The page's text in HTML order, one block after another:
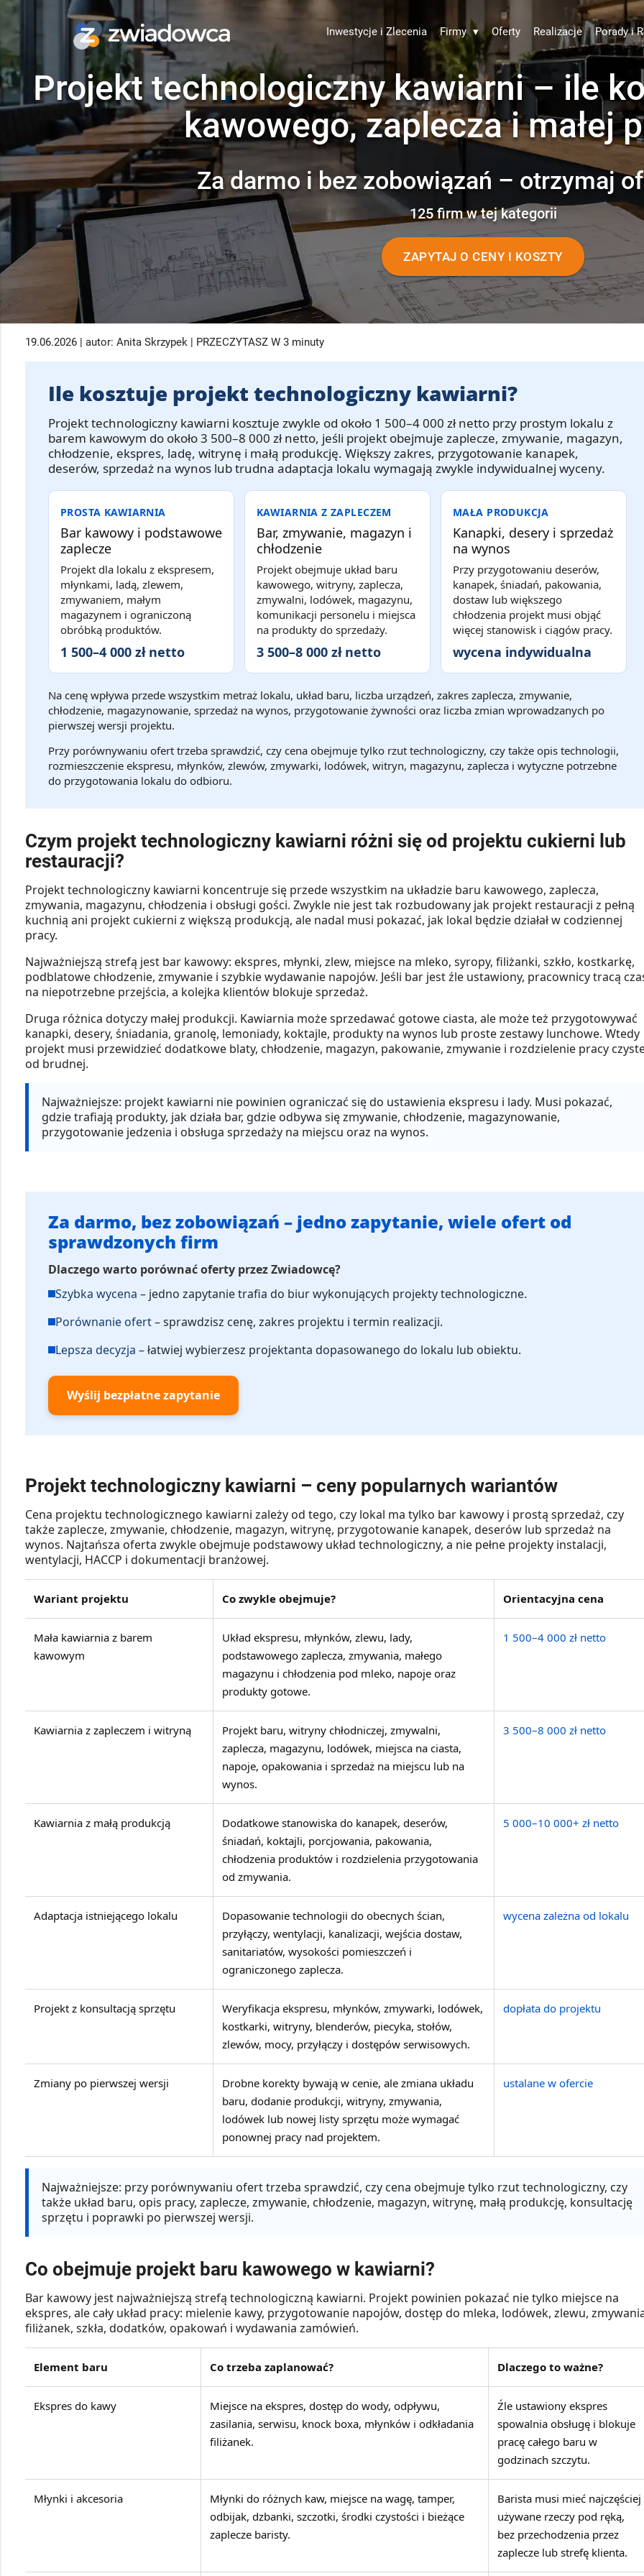
Inwestycje i Zlecenia Firmy ▾ Oferty Realizacje Porady i
Projekt technologiczny kawiarni – ile
kawowego, zaplecza i małej
Za darmo i bez zobowiązań – otrzymaj
125 firm w tej kategorii
ZAPYTAJ O CENY I KOSZTY
19.06.2026 | autor: Anita Skrzypek | PRZECZYTASZ W 3 minuty
Ile kosztuje projekt technologiczny kawiarni?
Projekt technologiczny kawiarni kosztuje zwykle od około 1 500–4 000 zł netto przy prostym lokalu z
barem kawowym do około3 500–8 000 zł netto, jeśli projekt obejmuje zaplecze, zmywanie, magazyn,
chłodzenie, ekspres, ladę, witrynę i małą produkcję. Większy zakres, przygotowanie kanapek,
deserów, sprzedaż na wynos lub trudna adaptacja lokalu wymagają zwykle indywidualnej wyceny.
PROSTA KAWIARNIA
Bar kawowy i podstawowe
zaplecze
Projekt dla lokalu z ekspresem,
młynkami, ladą, zlewem,
zmywaniem, małym
magazynem i ograniczoną
obróbką produktów.
1 500–4 000 zł netto
KAWIARNIA Z ZAPLECZEM
Bar, zmywanie, magazyn i
chłodzenie
Projekt obejmuje układ baru
kawowego, witryny, zaplecza,
zmywalni, lodówek, magazynu,
komunikacji personelu i miejsca
na produkty do sprzedaży.
3 500–8 000 zł netto
MAŁA PRODUKCJA
Kanapki, desery i sprzedaż
na wynos
Przy przygotowaniu deserów,
kanapek, śniadań, pakowania,
dostaw lub większego
chłodzenia projekt musi objąć
więcej stanowisk i ciągów pracy.
wycena indywidualna
Na cenę wpływa przede wszystkim metraż lokalu, układ baru, liczba urządzeń, zakres zaplecza, zmywanie,
chłodzenie, magazynowanie, sprzedaż na wynos, przygotowanie żywności oraz liczba zmian wprowadzanych po
pierwszej wersji projektu.
Przy porównywaniu ofert trzeba sprawdzić, czy cena obejmuje tylko rzut technologiczny, czy także opis technologii,
rozmieszczenie ekspresu, młynków, zlewów, zmywarki, lodówek, witryn, magazynu, zaplecza i wytyczne potrzebne
do przygotowania lokalu do odbioru.
Czym projekt technologiczny kawiarni różni się od projektu cukierni lub
restauracji?
Projekt technologiczny kawiarni koncentruje się przede wszystkim na układzie baru kawowego, zaplecza,
zmywania, magazynu, chłodzenia i obsługi gości. Zwykle nie jest tak rozbudowany jak projekt restauracji z pełną
kuchnią ani projekt cukierni z większą produkcją, ale nadal musi pokazać, jak lokal będzie działał w codziennej
pracy.
Najważniejszą strefą jest bar kawowy: ekspres, młynki, zlew, miejsce na mleko, syropy, filiżanki, szkło, kostkarkę,
podblatowe chłodzenie, zmywanie i szybkie wydawanie napojów. Jeśli bar jest źle ustawiony, pracownicy tracą
na niepotrzebne przejścia, a kolejka klientów blokuje sprzedaż.
Druga różnica dotyczy małej produkcji. Kawiarnia może sprzedawać gotowe ciasta, ale może też przygotowywać
kanapki, desery, śniadania, granolę, lemoniady, koktajle, produkty na wynos lub proste zestawy lunchowe. Wtedy
projekt musi przewidzieć dodatkowe blaty, chłodzenie, magazyn, pakowanie, zmywanie i rozdzielenie pracy
od brudnej.
Najważniejsze: projekt kawiarni nie powinien ograniczać się do ustawienia ekspresu i lady. Musi pokazać,
gdzie trafiają produkty, jak działa bar, gdzie odbywa się zmywanie, chłodzenie, magazynowanie,
przygotowanie jedzenia i obsługa sprzedaży na miejscu oraz na wynos.
Za darmo, bez zobowiązań – jedno zapytanie, wiele ofert od
sprawdzonych firm
Dlaczego warto porównać oferty przez Zwiadowcę?
Szybka wycena – jedno zapytanie trafia do biur wykonujących projekty technologiczne.
Porównanie ofert– sprawdzisz cenę, zakres projektu i termin realizacji.
Lepsza decyzja – łatwiej wybierzesz projektanta dopasowanego do lokalu lub obiektu.
Wyślij bezpłatne zapytanie
Projekt technologiczny kawiarni – ceny popularnych wariantów
Cena projektu technologicznego kawiarni zależy od tego, czy lokal ma tylko bar kawowy i prostą sprzedaż, czy
także zaplecze, zmywanie, chłodzenie, magazyn, witrynę, przygotowanie kanapek, deserów lub sprzedaż na
wynos. Najtańsza oferta zwykle obejmuje podstawowy układ technologiczny, a nie pełne projekty instalacji,
wentylacji, HACCP i dokumentacji branżowej.
Wariant projektu Co zwykle obejmuje? Orientacyjna cena
Mała kawiarnia z barem
kawowym
Układ ekspresu, młynków, zlewu, lady,
podstawowego zaplecza, zmywania, małego
magazynu i chłodzenia pod mleko, napoje oraz
produkty gotowe.
1 500–4 000 zł netto
Kawiarnia z zapleczem i witryną
Projekt baru, witryny chłodniczej, zmywalni,
zaplecza, magazynu, lodówek, miejsca na ciasta,
napoje, opakowania i sprzedaż na miejscu lub na
wynos.
3 500–8 000 zł netto
Kawiarnia z małą produkcją
Dodatkowe stanowiska do kanapek, deserów,
śniadań, koktajli, porcjowania, pakowania,
chłodzenia produktów i rozdzielenia przygotowania
od zmywania.
5 000–10 000+ zł netto
Adaptacja istniejącego lokalu
Dopasowanie technologii do obecnych ścian,
przyłączy, wentylacji, kanalizacji, wejścia dostaw,
sanitariatów, wysokości pomieszczeń i
ograniczonego zaplecza.
wycena zależna od lokalu
Projekt z konsultacją sprzętu
Weryfikacja ekspresu, młynków, zmywarki, lodówek,
kostkarki, witryny, blenderów, piecyka, stołów,
zlewów, mocy, przyłączy i dostępów serwisowych.
dopłata do projektu
Zmiany po pierwszej wersji
Drobne korekty bywają w cenie, ale zmiana układu
baru, dodanie produkcji, witryny, zmywania,
lodówek lub nowej listy sprzętu może wymagać
ponownej pracy nad projektem.
ustalane w ofercie
Najważniejsze: przy porównywaniu ofert trzeba sprawdzić, czy cena obejmuje tylko rzut technologiczny, czy
także układ baru, opis pracy, zaplecze, zmywanie, chłodzenie, magazyn, witrynę, małą produkcję, konsultację
sprzętu i poprawki po pierwszej wersji.
Co obejmuje projekt baru kawowego w kawiarni?
Bar kawowy jest najważniejszą strefą technologiczną kawiarni. Projekt powinien pokazać nie tylko miejsce na
ekspres, ale cały układ pracy: mielenie kawy, przygotowanie napojów, dostęp do mleka, lodówek, zlewu,
filiżanek, szkła, dodatków, opakowań i wydawania zamówień.
Element baru Co trzeba zaplanować? Dlaczego to ważne?
Ekspres do kawy
Miejsce na ekspres, dostęp do wody, odpływu,
zasilania, serwisu, knock boxa, młynków i odkładania
filiżanek.
Źle ustawiony ekspres
spowalnia obsługę i blokuje
pracę całego baru w
godzinach szczytu.
Młynki i akcesoria
Młynki do różnych kaw, miejsce na wagę, tamper,
odbijak, dzbanki, szczotki, środki czystości i bieżące
zaplecze baristy.
Barista musi mieć najczęściej
używane rzeczy pod ręką,
bez przechodzenia przez
zaplecze lub strefę klienta.